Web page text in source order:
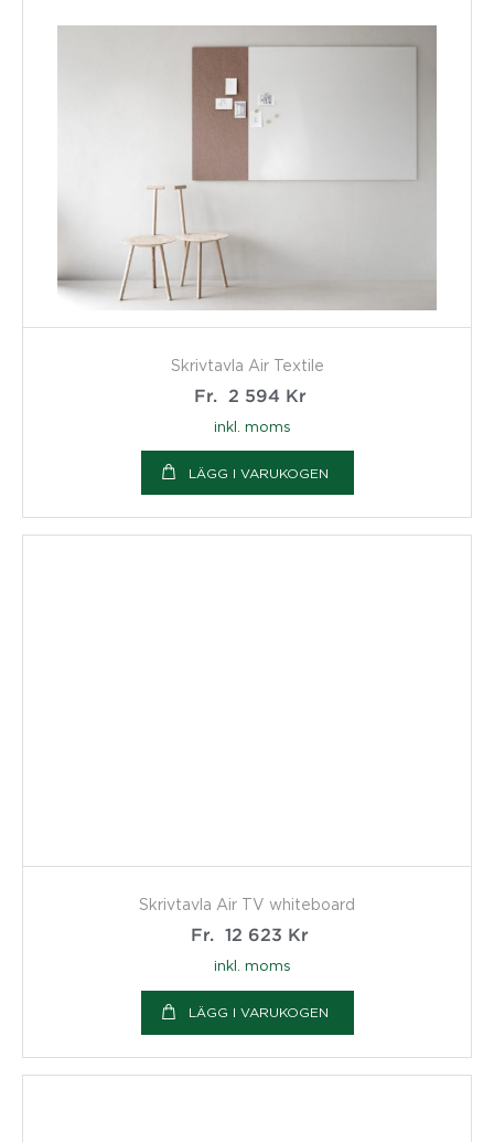
Skrivtavla Air Textile
Fr.
2 594 Kr
inkl. moms
LÄGG I VARUKOGEN
Skrivtavla Air TV whiteboard
Fr.
12 623 Kr
inkl. moms
LÄGG I VARUKOGEN